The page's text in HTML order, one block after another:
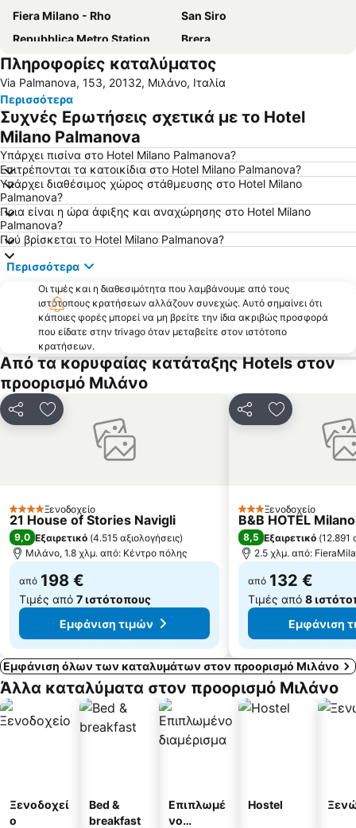
Fiera Milano - Rho
San Siro
Repubblica Metro Station
Brera
San Siro Stadio Metro Station
Silvio Berlusconi Milan Malpensa Airport
Navigli
Duomo Metro Station
Stazione di Bergamo
Centrale Metro Station
Milano Santa Giulia
San Siro Ippodromo Metro Station
Αεροδρόμιο Orio al Serio
Εθνικό Αυτοκινητοδρόμιο της Μόντζα
Γκαλλερία Βιττόριο Εμανουέλε ΙΙ
Porta Nuova
Θέατρο της Σκάλας του Μιλάνου
Porta Romana
Città Studi
Lampugnano Metro Station
Gardaland Waterpark
Villa Monastero
Cadorna – Triennale Metro Station
Buonarroti Metro Station
Expo Milano
Mediolanum Forum
Minitalia Leolandia Park
Bovisasca
Milano Certosa
Isola
Via Montenapoleone
Missori Metro Station
Cernusco sul Naviglio Metro Station
Wagner Metro Station
Πληροφορίες καταλύματος
Via Palmanova, 153, 20132, Μιλάνο, Ιταλία
Περισσότερα
Συχνές Ερωτήσεις σχετικά με το Hotel
Milano Palmanova
Υπάρχει πισίνα στο Hotel Milano Palmanova?
Επιτρέπονται τα κατοικίδια στο Hotel Milano Palmanova?
Υπάρχει διαθέσιμος χώρος στάθμευσης στο Hotel Milano
Palmanova?
Ποια είναι η ώρα άφιξης και αναχώρησης στο Hotel Milano
Palmanova?
Πού βρίσκεται το Hotel Milano Palmanova?
Περισσότερα
Οι τιμές και η διαθεσιμότητα που λαμβάνουμε από τους
ιστότοπους κρατήσεων αλλάζουν συνεχώς. Αυτό σημαίνει ότι
κάποιες φορές μπορεί να μη βρείτε την ίδια ακριβώς προσφορά
που είδατε στην trivago όταν μεταβείτε στον ιστότοπο
κρατήσεων.
Από τα κορυφαίας κατάταξης Hotels στον
προορισμό Μιλάνο
ΚοινοποίησηΠροσθήκη στα αγαπημένα
4 ΑστέριαΞενοδοχείο
21 House of Stories Navigli
9,0 Εξαιρετικό (4.515 αξιολογήσεις)
Μιλάνο, 1.8 χλμ. από: Κέντρο πόλης
από 198 €
Τιμές από 7 ιστότοπους
Εμφάνιση τιμών
ΚοινοποίησηΠροσθήκη
3 ΑστέριαΞενοδοχείο
B&B HOTEL
8,5 Εξαιρετικό (12.891
2.5 χλμ. από:
από 132 €
Τιμές από 8
Εμφάνιση
Εμφάνιση όλων των καταλυμάτων στον προορισμό Μιλάνο
Άλλα καταλύματα στον προορισμό Μιλάνο
Ξενοδοχεί
ο
Bed &
breakfast
Επιπλωμέ
νο
Hostel